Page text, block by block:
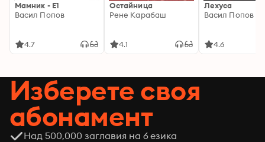
Мамник - E1
Васил Попов
4.7
Остайница
Рене Карабаш
4.1
Лехуса
Васил Попов
4.6
Изберете своя
абонамент
Над 500,000 заглавия на 6 езика